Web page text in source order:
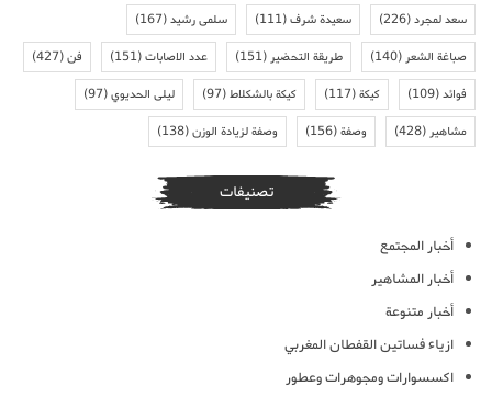
سعد لمجرد(226) سعيدة شرف(111) سلمى رشيد(167)
صباغة الشعر(140) طريقة التحضير(151) عدد الاصابات(151) فن(427)
فوائد(109) كيكة(117) كيكة بالشكلاط(97) ليلى الحديوي(97)
مشاهير(428) وصفة(156) وصفة لزيادة الوزن(138)
تصنيفات
أخبار المجتمع
أخبار المشاهير
أخبار متنوعة
ازياء فساتين القفطان المغربي
اكسسوارات ومجوهرات وعطور